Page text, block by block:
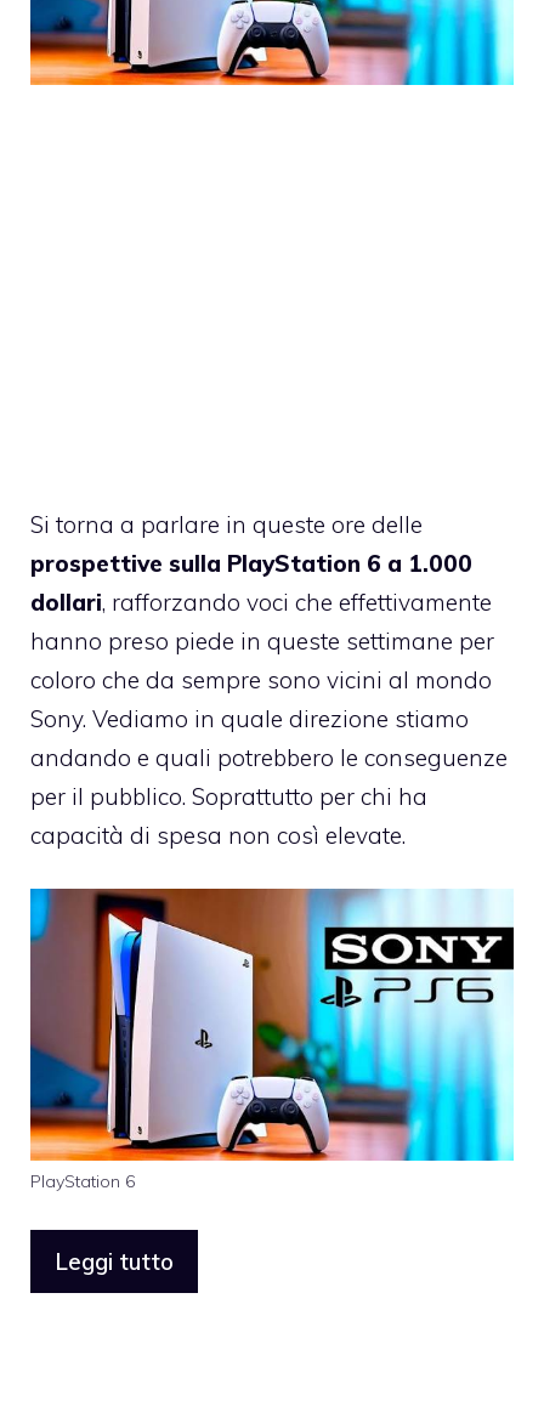
Si torna a parlare in queste ore delle
prospettive sulla PlayStation 6 a 1.000
dollari, rafforzando voci che effettivamente
hanno preso piede in queste settimane per
coloro che da sempre sono vicini al mondo
Sony. Vediamo in quale direzione stiamo
andando e quali potrebbero le conseguenze
per il pubblico. Soprattutto per chi ha
capacità di spesa non così elevate.
PlayStation 6
Leggi tutto